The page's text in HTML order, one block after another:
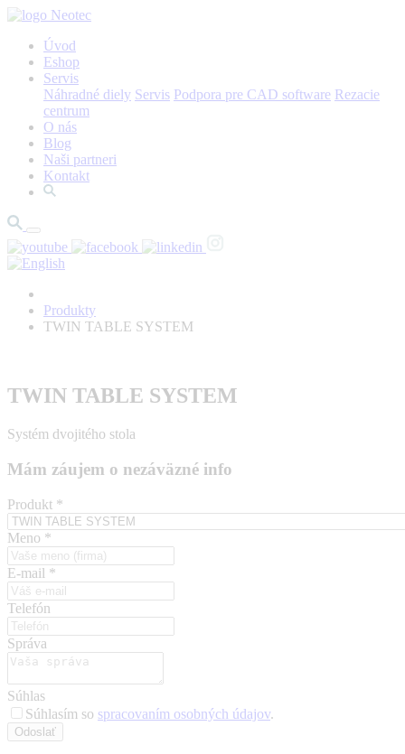
Úvod
Eshop
Servis
Náhradné diely Servis Podpora pre CAD software Rezacie
centrum
O nás
Blog
Naši partneri
Kontakt
Produkty
TWIN TABLE SYSTEM
TWIN TABLE SYSTEM
Systém dvojitého stola
Mám záujem o nezáväzné info
Produkt *
Meno *
E-mail *
Telefón
Správa
Súhlas
Súhlasím so spracovaním osobných údajov.
Odoslať